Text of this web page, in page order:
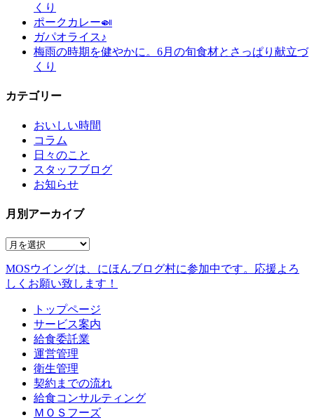
くり
ポークカレー🍛
ガパオライス♪
梅雨の時期を健やかに。6月の旬食材とさっぱり献立づ
くり
カテゴリー
おいしい時間
コラム
日々のこと
スタッフブログ
お知らせ
月別アーカイブ
MOSウイングは、にほんブログ村に参加中です。 応援よろ
しくお願い致します！
トップページ
サービス案内
給食委託業
運営管理
衛生管理
契約までの流れ
給食コンサルティング
ＭＯＳフーズ